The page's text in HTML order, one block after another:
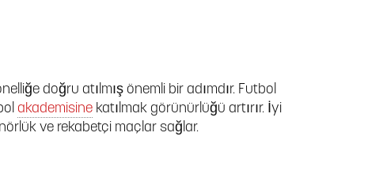
doğru atılmış önemli bir adımdır. Futbol
akademisine katılmak görünürlüğü artırır. İyi
ve rekabetçi maçlar sağlar.